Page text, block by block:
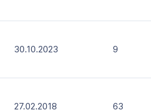
30.10.2023 9
27.02.2018 63